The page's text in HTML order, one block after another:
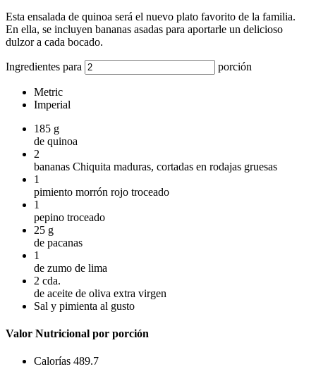
Esta ensalada de quinoa será el nuevo plato favorito de la familia.
En ella, se incluyen bananas asadas para aportarle un delicioso
dulzor a cada bocado.
Ingredientes para porción
Metric
Imperial
185 g
de quinoa
2
bananas Chiquita maduras, cortadas en rodajas gruesas
1
pimiento morrón rojo troceado
1
pepino troceado
25 g
de pacanas
1
de zumo de lima
2 cda.
de aceite de oliva extra virgen
Sal y pimienta al gusto
Valor Nutricional por porción
Calorías 489.7